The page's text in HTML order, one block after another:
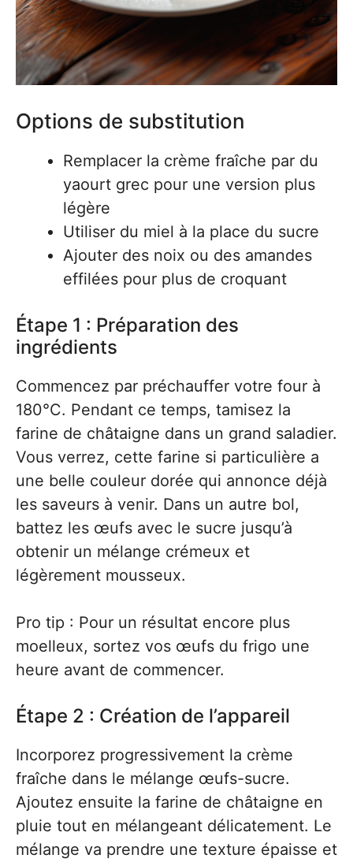
Options de substitution
Remplacer la crème fraîche par du
yaourt grec pour une version plus
légère
Utiliser du miel à la place du sucre
Ajouter des noix ou des amandes
effilées pour plus de croquant
Étape 1 : Préparation des
ingrédients
Commencez par préchauffer votre four à
180°C. Pendant ce temps, tamisez la
farine de châtaigne dans un grand saladier.
Vous verrez, cette farine si particulière a
une belle couleur dorée qui annonce déjà
les saveurs à venir. Dans un autre bol,
battez les œufs avec le sucre jusqu’à
obtenir un mélange crémeux et
légèrement mousseux.
Pro tip : Pour un résultat encore plus
moelleux, sortez vos œufs du frigo une
heure avant de commencer.
Étape 2 : Création de l’appareil
Incorporez progressivement la crème
fraîche dans le mélange œufs-sucre.
Ajoutez ensuite la farine de châtaigne en
pluie tout en mélangeant délicatement. Le
mélange va prendre une texture épaisse et